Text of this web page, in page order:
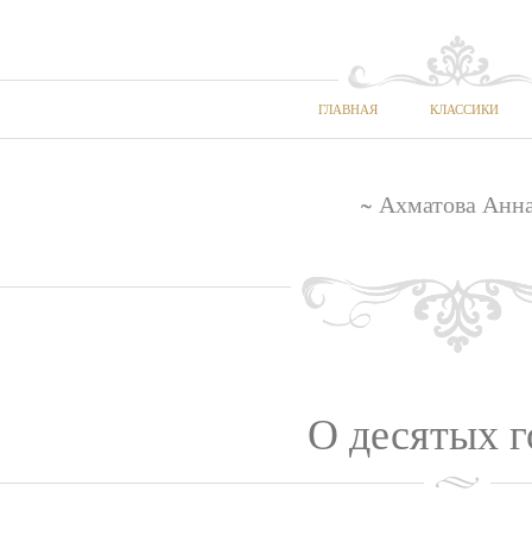
ГЛАВНАЯ КЛАССИКИ
~ Ахматова
О десятых